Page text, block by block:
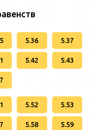
5.36 5.37
5.42 5.43
5.52 5.53
5.58 5.59